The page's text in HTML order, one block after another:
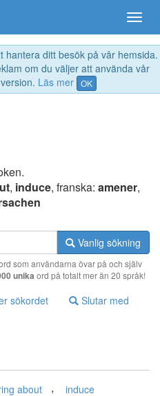
hantera ditt besök på vår hemsida.
om du väljer att använda vår
Läs mer OK
, induce, franska: amener,
Vanlig sökning
som användarna övar på och själv
unika ord på totalt mer än 20 språk!
sökordet Slutar med
about , induce